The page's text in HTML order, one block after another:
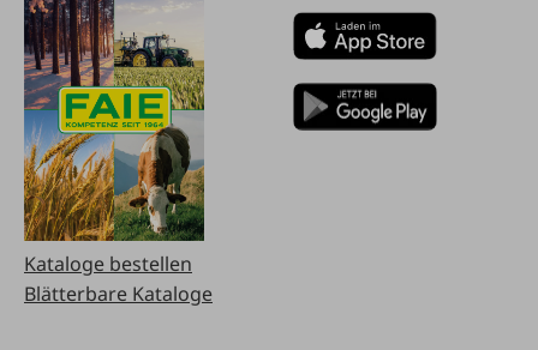
Kataloge bestellen
Blätterbare Kataloge